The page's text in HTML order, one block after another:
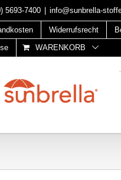
5693-7400 info@sunbrella-
Widerrufsrecht
WARENKORB